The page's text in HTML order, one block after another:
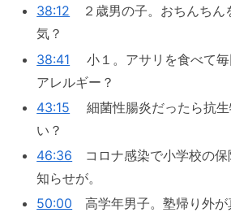
38:12 ２歳男の子。おちんちん
気？
38:41 小１。アサリを食べて毎
アレルギー？
43:15 細菌性腸炎だったら抗生
い？
46:36 コロナ感染で小学校の保
知らせが。
50:00 高学年男子。塾帰り外が